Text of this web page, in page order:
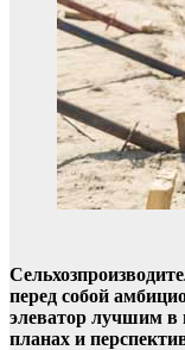
перед собой
элеватор лучшим в
планах и